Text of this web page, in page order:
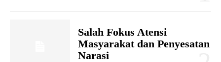
Salah Fokus Atensi
Masyarakat dan Penyesatan
Narasi